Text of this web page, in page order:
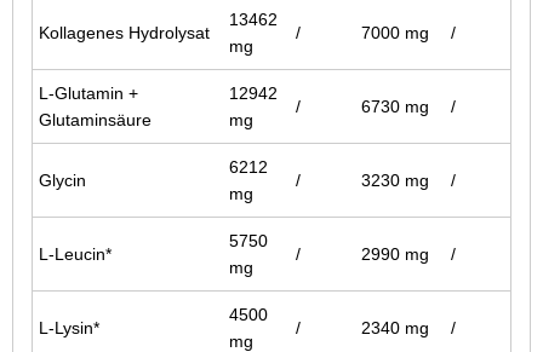
Kollagenes Hydrolysat
13462
mg
/ 7000 mg /
L-Glutamin +
Glutaminsäure
12942
mg
/ 6730 mg /
Glycin
6212
mg
/ 3230 mg /
L-Leucin*
5750
mg
/ 2990 mg /
L-Lysin*
4500
mg
/ 2340 mg /